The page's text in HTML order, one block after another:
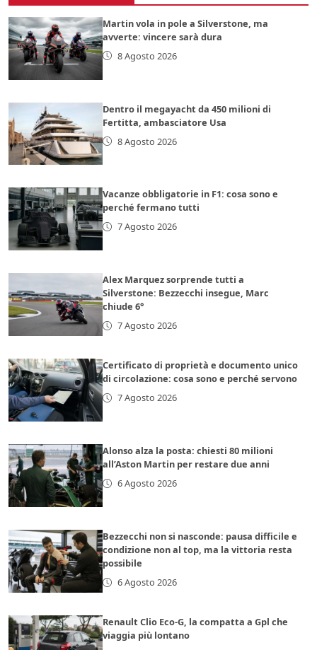
Martin vola in pole a Silverstone, ma
avverte: vincere sarà dura
8 Agosto 2026
Dentro il megayacht da 450 milioni di
Fertitta, ambasciatore Usa
8 Agosto 2026
Vacanze obbligatorie in F1: cosa sono e
perché fermano tutti
7 Agosto 2026
Alex Marquez sorprende tutti a
Silverstone: Bezzecchi insegue, Marc
chiude 6°
7 Agosto 2026
Certificato di proprietà e documento unico
di circolazione: cosa sono e perché servono
7 Agosto 2026
Alonso alza la posta: chiesti 80 milioni
all’Aston Martin per restare due anni
6 Agosto 2026
Bezzecchi non si nasconde: pausa difficile e
condizione non al top, ma la vittoria resta
possibile
6 Agosto 2026
Renault Clio Eco-G, la compatta a Gpl che
viaggia più lontano